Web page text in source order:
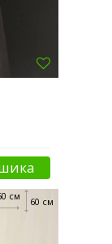
60 см
см